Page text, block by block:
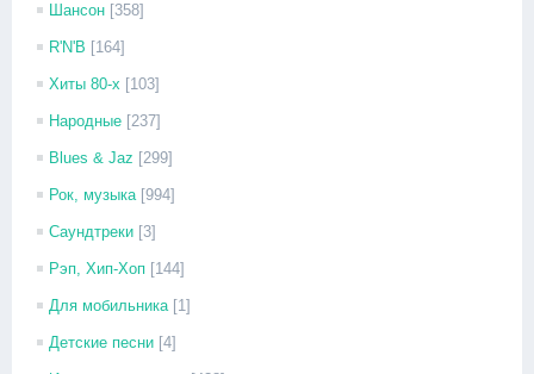
Шансон [358]
R'N'B [164]
Хиты 80-х [103]
Народные [237]
Blues & Jaz [299]
Рок, музыка [994]
Саундтреки [3]
Рэп, Хип-Хоп [144]
Для мобильника [1]
Детские песни [4]